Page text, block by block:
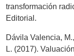
transformación
Editorial.
Dávila Valencia,
L. (2017).